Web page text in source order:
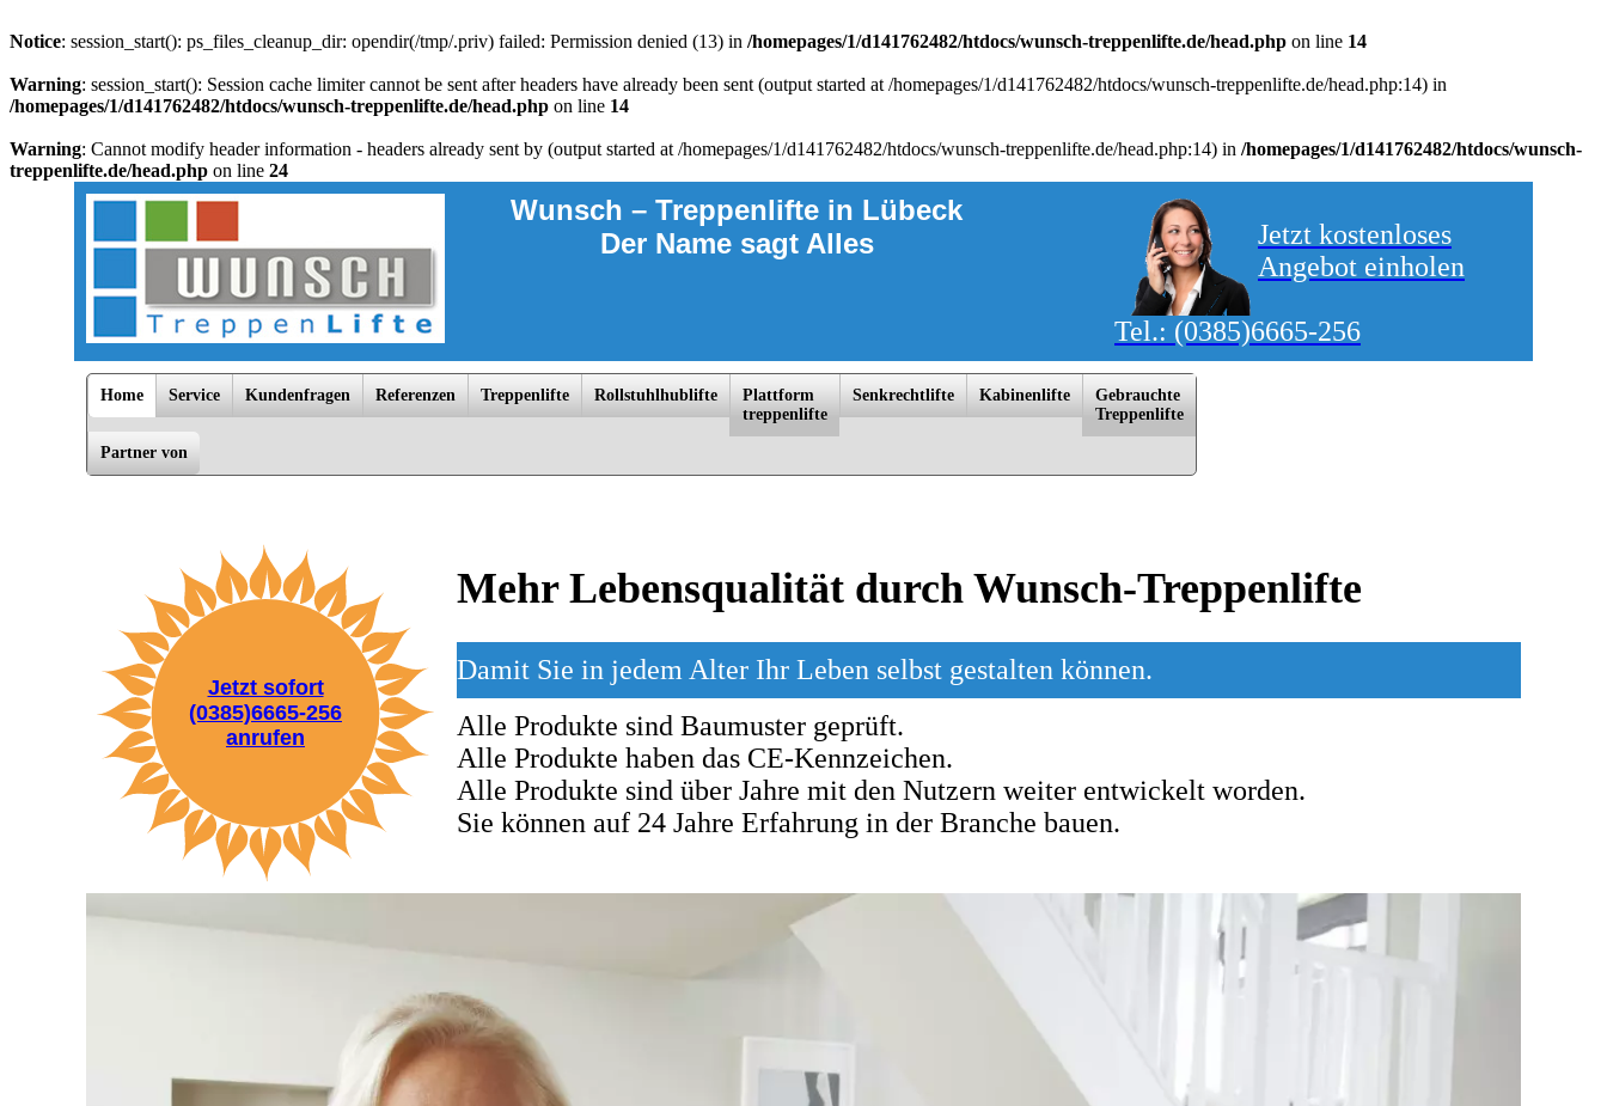
Notice: session_start(): ps_files_cleanup_dir: opendir(/tmp/.priv) failed: Permission denied (13) in /homepages/1/d141762482/htdocs/wunsch-treppenlifte.de/head.php on line 14
Warning: session_start(): Session cache limiter cannot be sent after headers have already been sent (output started at /homepages/1/d141762482/htdocs/wunsch-treppenlifte.de/head.php:14) in
/homepages/1/d141762482/htdocs/wunsch-treppenlifte.de/head.php on line 14
Warning: Cannot modify header information - headers already sent by (output started at /homepages/1/d141762482/htdocs/wunsch-treppenlifte.de/head.php:14) in /homepages/1/d141762482/htdocs/wunsch-
treppenlifte.de/head.php on line 24
Jetzt kostenloses
Angebot einholen
Tel.: (0385)6665-256
Wunsch – Treppenlifte in Lübeck
Der Name sagt Alles
Home Service Kundenfragen Referenzen Treppenlifte Rollstuhlhublifte
Platt­form
trep­penlif­te
Senkrechtlifte Kabinenlifte
Gebrauchte
Trep­pen­lif­te
Partner von
Jetzt sofort
(0385)6665-256
anrufen
Mehr Lebensqualität durch Wunsch-Treppenlifte
Damit Sie in jedem Alter Ihr Leben selbst gestalten können.
Alle Produkte sind Bau­mus­ter ge­prüft.
Alle Produkte haben das CE-­Kenn­ze­ichen.
Alle Produkte sind über Jah­re mit den Nut­zern wei­ter ent­wickelt wor­den.
Sie können auf 24 Jahre Erfahrung in der Branche bauen.